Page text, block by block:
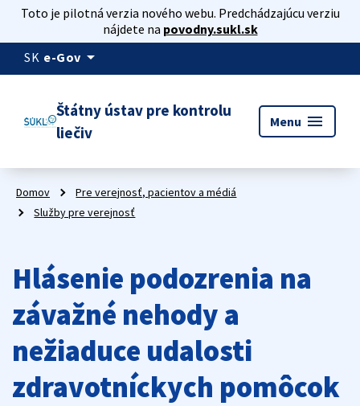
Toto je pilotná verzia nového webu. Predchádzajúcu verziu
nájdete na povodny.sukl.sk
SK e-Gov arrow_drop_down
Štátny ústav pre kontrolu
liečiv
Menu menu
Domov
Pre verejnosť, pacientov a médiá
Služby pre verejnosť
Hlásenie podozrenia na
závažné nehody a
nežiaduce udalosti
zdravotníckych pomôcok